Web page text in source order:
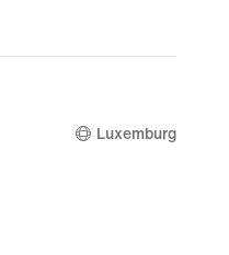
Luxemburg